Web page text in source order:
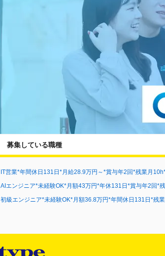
募集している職種
IT営業*年間休日131日*月給28.9万円～*賞与年2回*残業月
AIエンジニア*未経験OK*月額43万円*年休131日*賞与年2回*
初級エンジニア*未経験OK*月額36.8万円*年間休日131日*残